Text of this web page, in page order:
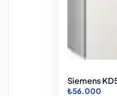
Siemens
₺56.000